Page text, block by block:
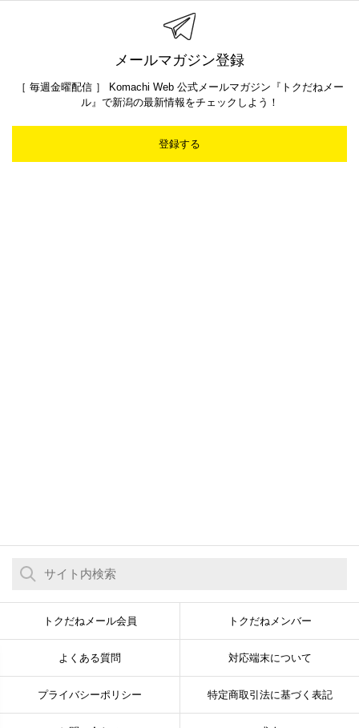
メールマガジン登録
［ 毎週金曜配信 ］ Komachi Web 公式メールマガジン『トクだねメー
ル』で新潟の最新情報をチェックしよう！
登録する
トクだねメール会員 トクだねメンバー
よくある質問 対応端末について
プライバシーポリシー 特定商取引法に基づく表記